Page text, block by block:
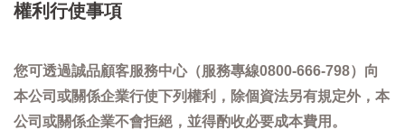
權利行使事項
您可透過誠品顧客服務中心（服務專線0800-666-798）向
本公司或關係企業行使下列權利，除個資法另有規定外，本
公司或關係企業不會拒絕，並得酌收必要成本費用。